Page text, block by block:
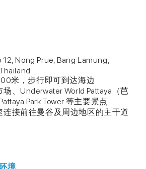
Nong Prue, Bang Lamung,
米，步行即可到达海边
、Underwater World Pattaya（芭
Park Tower 等主要景点
连接前往曼谷及周边地区的主干道
境